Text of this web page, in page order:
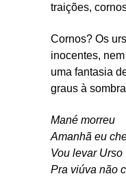
traições,
Cornos? Os
inocentes,
uma fantasia
graus à
Mané morreu
Amanhã eu
Vou levar Urso
Pra viúva não